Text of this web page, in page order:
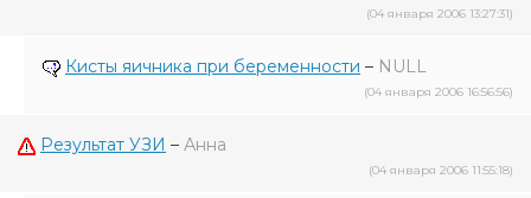
(04 января 2006 13:27:31)
Кисты яичника при беременности – NULL
(04 января 2006 16:56:56)
Результат УЗИ – Анна
(04 января 2006 11:55:18)